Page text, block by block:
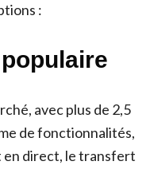
:
avec plus de 2,5
de fonctionnalités,
en direct, le transfert